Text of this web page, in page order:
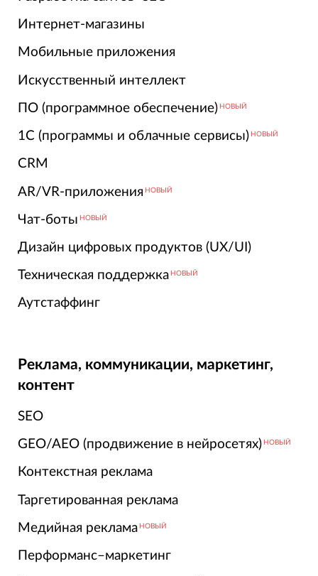
Интернет-магазины
Мобильные приложения
Искусственный интеллект
ПО (программное обеспечение) НОВЫЙ
1С (программы и облачные сервисы) НОВЫЙ
CRM
AR/VR-приложения НОВЫЙ
Чат-боты НОВЫЙ
Дизайн цифровых продуктов (UX/UI)
Техническая поддержка НОВЫЙ
Аутстаффинг
Реклама, коммуникации, маркетинг,
контент
SEO
GEO/AEO (продвижение в нейросетях) НОВЫЙ
Контекстная реклама
Таргетированная реклама
Медийная реклама НОВЫЙ
Перформанс–маркетинг